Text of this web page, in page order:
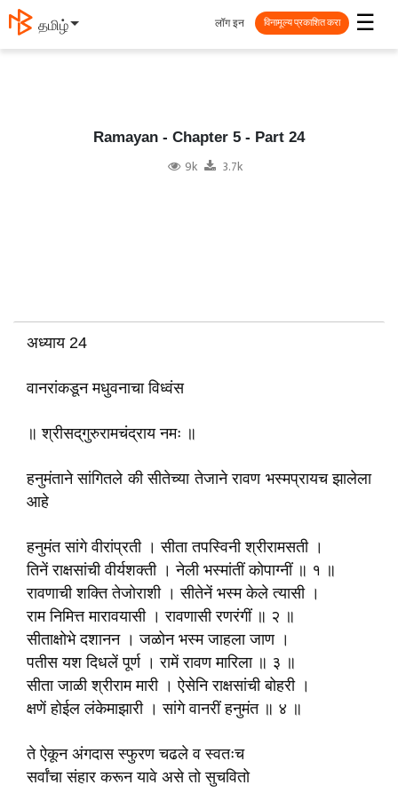
தமிழ் ☰
लॉग इन विनामूल्य प्रकाशित करा
Ramayan - Chapter 5 - Part 24
9k 3.7k
अध्याय 24
वानरांकडून मधुवनाचा विध्वंस
॥ श्रीसद्‌गुरुरामचंद्राय नमः ॥
हनुमंताने सांगितले की सीतेच्या तेजाने रावण भस्मप्रायच झालेला
आहे
हनुमंत सांगे वीरांप्रती । सीता तपस्विनी श्रीरामसती ।
तिनें राक्षसांची वीर्यशक्ती । नेली भस्मांतीं कोपाग्नीं ॥ १ ॥
रावणाची शक्ति तेजोराशी । सीतेनें भस्म केले त्यासी ।
राम निमित्त मारावयासी । रावणासी रणरंगीं ॥ २ ॥
सीताक्षोभे दशानन । जळोन भस्म जाहला जाण ।
पतीस यश दिधलें पूर्ण । रामें रावण मारिला ॥ ३ ॥
सीता जाळी श्रीराम मारी । ऐसेनि राक्षसांची बोहरी ।
क्षणें होईल लंकेमाझारी । सांगे वानरीं हनुमंत ॥ ४ ॥
ते ऐकून अंगदास स्फुरण चढले व स्वतःच
सर्वांचा संहार करून यावे असे तो सुचवितो